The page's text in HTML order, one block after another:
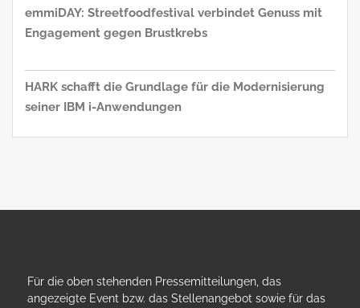
emmiDAY: Streetfoodfestival verbindet Genuss mit
Engagement gegen Brustkrebs
HARK schafft die Grundlage für die Modernisierung
seiner IBM i-Anwendungen
Für die oben stehenden Pressemitteilungen, das
angezeigte Event bzw. das Stellenangebot sowie für das